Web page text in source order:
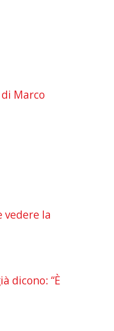
Marco
vedere la
dicono: “È